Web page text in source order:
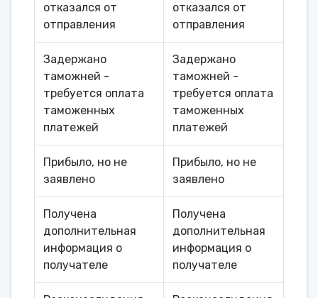
отказался от
отправления
отказался от
отправления
Задержано
таможней -
требуется оплата
таможенных
платежей
Задержано
таможней -
требуется оплата
таможенных
платежей
Прибыло, но не
заявлено
Прибыло, но не
заявлено
Получена
дополнительная
информация о
получателе
Получена
дополнительная
информация о
получателе